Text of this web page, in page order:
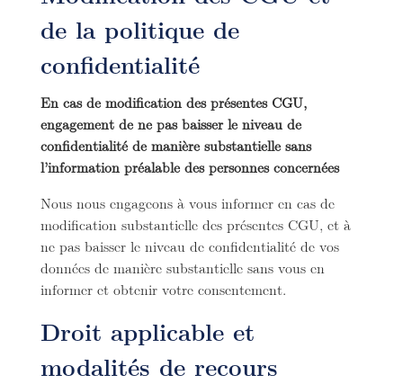
de la politique de
confidentialité
En cas de modification des présentes CGU,
engagement de ne pas baisser le niveau de
confidentialité de manière substantielle sans
l’information préalable des personnes concernées
Nous nous engageons à vous informer en cas de
modification substantielle des présentes CGU, et à
ne pas baisser le niveau de confidentialité de vos
données de manière substantielle sans vous en
informer et obtenir votre consentement.
Droit applicable et
modalités de recours